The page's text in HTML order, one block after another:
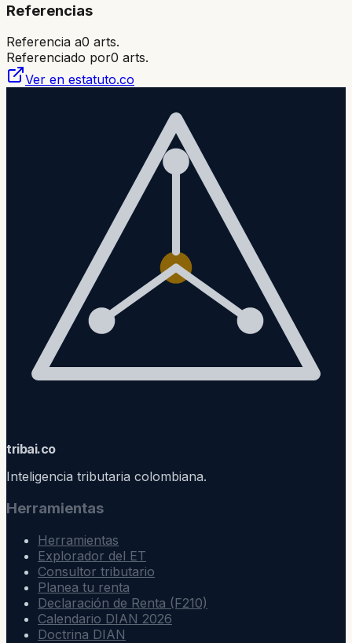
Referencias
Referencia a0 arts.
Referenciado por0 arts.
Ver en estatuto.co
tribai.co
Inteligencia tributaria colombiana.
Herramientas
Herramientas
Explorador del ET
Consultor tributario
Planea tu renta
Declaración de Renta (F210)
Calendario DIAN 2026
Doctrina DIAN